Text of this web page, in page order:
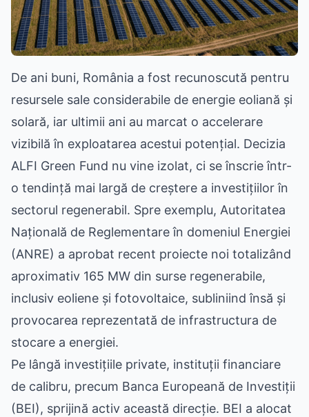
De ani buni, România a fost recunoscută pentru
resursele sale considerabile de energie eoliană și
solară, iar ultimii ani au marcat o accelerare
vizibilă în exploatarea acestui potențial. Decizia
ALFI Green Fund nu vine izolat, ci se înscrie într-
o tendință mai largă de creștere a investițiilor în
sectorul regenerabil. Spre exemplu, Autoritatea
Națională de Reglementare în domeniul Energiei
(ANRE) a aprobat recent proiecte noi totalizând
aproximativ 165 MW din surse regenerabile,
inclusiv eoliene și fotovoltaice, subliniind însă și
provocarea reprezentată de infrastructura de
stocare a energiei.
Pe lângă investițiile private, instituții financiare
de calibru, precum Banca Europeană de Investiții
(BEI), sprijină activ această direcție. BEI a alocat